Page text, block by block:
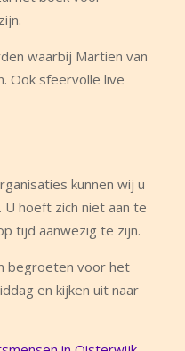
waarbij Martien van
Ook sfeervolle live
kunnen wij u
hoeft zich niet aan te
tijd aanwezig te zijn.
begroeten voor het
en kijken uit naar